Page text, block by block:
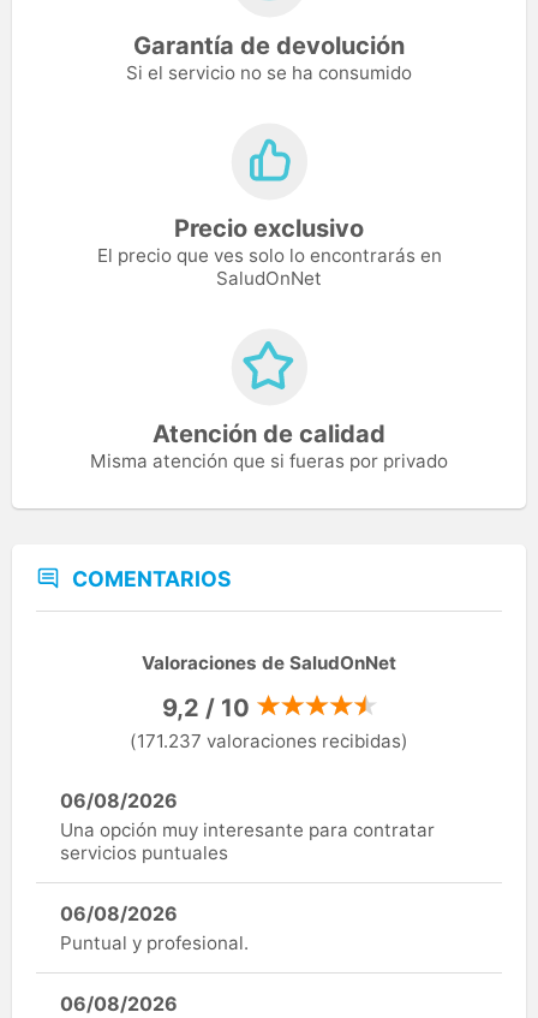
Garantía de devolución
Si el servicio no se ha consumido
Precio exclusivo
El precio que ves solo lo encontrarás en
SaludOnNet
Atención de calidad
Misma atención que si fueras por privado
COMENTARIOS
Valoraciones de SaludOnNet
9,2 / 10
(171.237 valoraciones recibidas)
06/08/2026
Una opción muy interesante para contratar
servicios puntuales
06/08/2026
Puntual y profesional.
06/08/2026